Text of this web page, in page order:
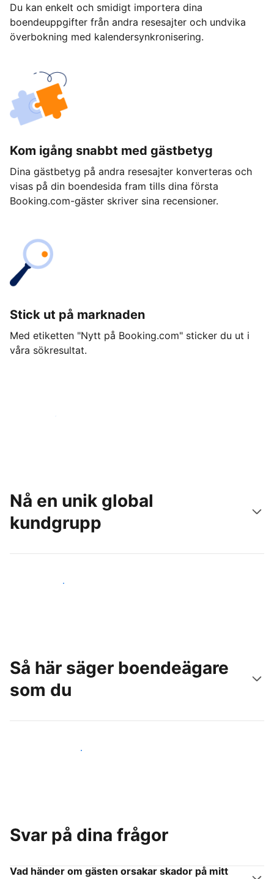
Du kan enkelt och smidigt importera dina
boendeuppgifter från andra resesajter och undvika
överbokning med kalendersynkronisering.
Kom igång snabbt med gästbetyg
Dina gästbetyg på andra resesajter konverteras och
visas på din boendesida fram tills dina första
Booking.com-gäster skriver sina recensioner.
Stick ut på marknaden
Med etiketten "Nytt på Booking.com" sticker du ut i
våra sökresultat.
Kom igång idag
Nå en unik global
kundgrupp
Nå nya gäster idag
Så här säger boendeägare
som du
Anslut dig till andra värdar
Svar på dina frågor
Vad händer om gästen orsakar skador på mitt